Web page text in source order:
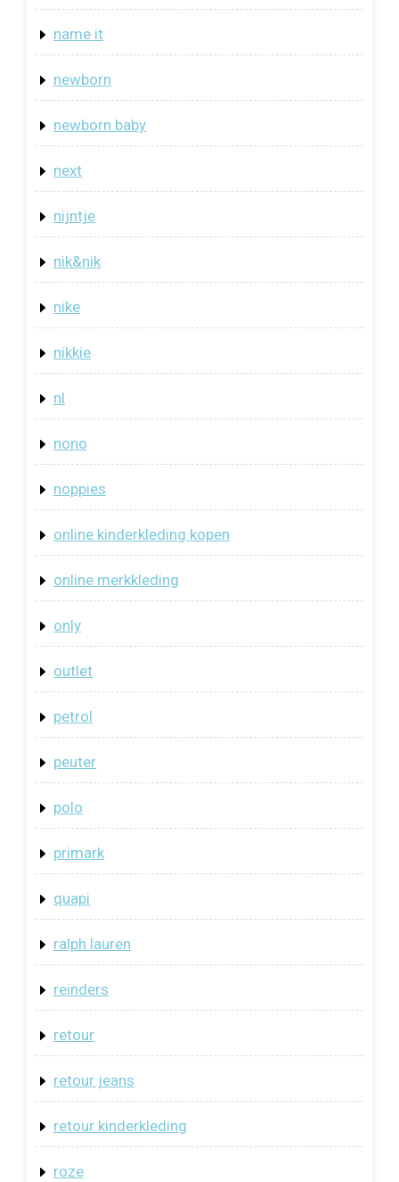
name it
newborn
newborn baby
next
nijntje
nik&nik
nike
nikkie
nl
nono
noppies
online kinderkleding kopen
online merkkleding
only
outlet
petrol
peuter
polo
primark
quapi
ralph lauren
reinders
retour
retour jeans
retour kinderkleding
roze